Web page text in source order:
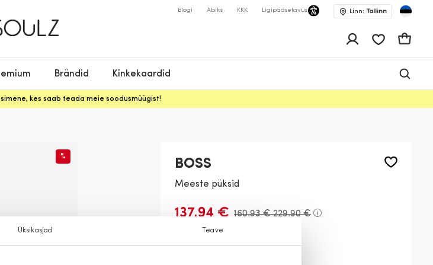
Üksikasjad Teave
Blogi Abiks KKK Ligipääsetavus Linn: Tallinn
Brändid Kinkekaardid
kes saab teada meie soodusmüügist!
%
BOSS
Meeste püksid
137,94 € 160,93 €229,90 €